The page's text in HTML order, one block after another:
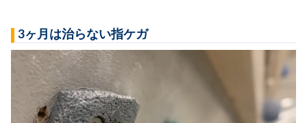
3ヶ月は治らない指ケガ